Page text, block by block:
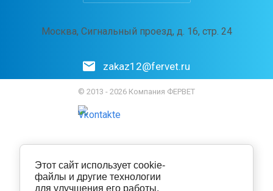
Москва, Сигнальный проезд, д. 16, стр. 24
zakaz12@fervet.ru
© 2013 - 2026 Компания ФЕРВЕТ
Этот сайт использует cookie-
файлы и другие технологии
для улучшения его работы.